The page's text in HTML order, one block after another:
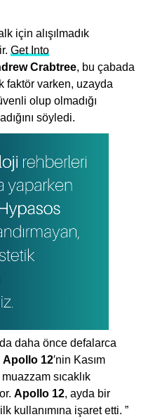
için alışılmadık
Get Into
Crabtree, bu çabada
faktör varken, uzayda
olup olmadığı
söyledi.
daha önce defalarca
Apollo 12′nin Kasım
sıcaklık
Apollo 12, ayda bir
kullanımına işaret etti. ”